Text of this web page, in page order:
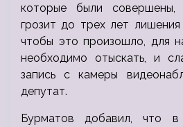
которые были совершены,
грозит до трех лет
чтобы это произошло, для
необходимо отыскать, и
запись с камеры
депутат.
Бурматов добавил, что в